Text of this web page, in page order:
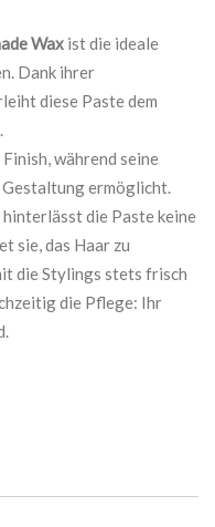
Wax ist die ideale
Dank ihrer
diese Paste dem
während seine
Gestaltung ermöglicht.
die Paste keine
sie, das Haar zu
die Stylings stets frisch
die Pflege: Ihr